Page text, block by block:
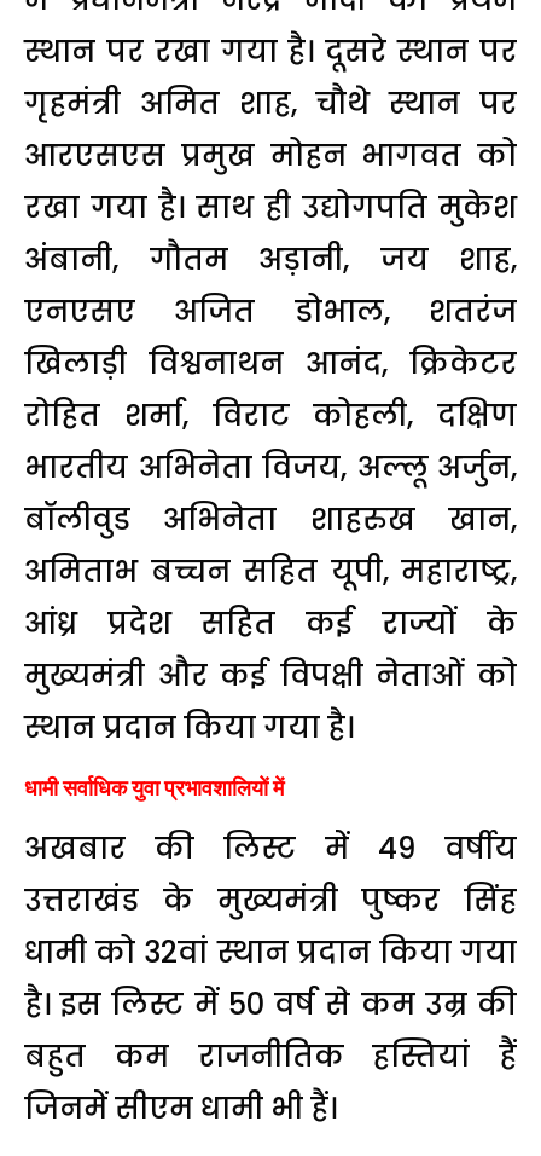
स्थान पर रखा गया है। दूसरे स्थान पर
गृहमंत्री अमित शाह, चौथे स्थान पर
आरएसएस प्रमुख मोहन भागवत को
रखा गया है। साथ ही उद्योगपति मुकेश
अंबानी, गौतम अड़ानी, जय शाह,
एनएसए अजित डोभाल, शतरंज
खिलाड़ी विश्वनाथन आनंद, क्रिकेटर
रोहित शर्मा, विराट कोहली, दक्षिण
भारतीय अभिनेता विजय, अल्लू अर्जुन,
बॉलीवुड अभिनेता शाहरुख खान,
अमिताभ बच्चन सहित यूपी, महाराष्ट्र,
आंध्र प्रदेश सहित कई राज्यों के
मुख्यमंत्री और कई विपक्षी नेताओं को
स्थान प्रदान किया गया है।
धामी सर्वाधिक युवा प्रभावशालियों में
अखबार की लिस्ट में 49 वर्षीय
उत्तराखंड के मुख्यमंत्री पुष्कर सिंह
धामी को 32वां स्थान प्रदान किया गया
है। इस लिस्ट में 50 वर्ष से कम उम्र की
बहुत कम राजनीतिक हस्तियां हैं
जिनमें सीएम धामी भी हैं।